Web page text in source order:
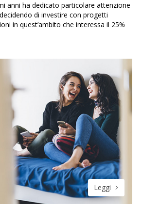
anni ha dedicato particolare attenzione
di investire con progetti
in quest’ambito che interessa il 25%
Leggi